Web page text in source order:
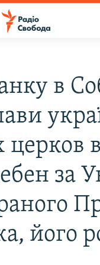
в
церков
за
його